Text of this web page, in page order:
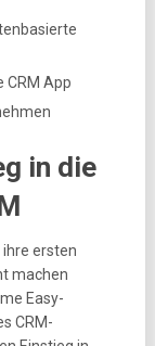
CRM App
in die
ersten
machen
Easy-
CRM-